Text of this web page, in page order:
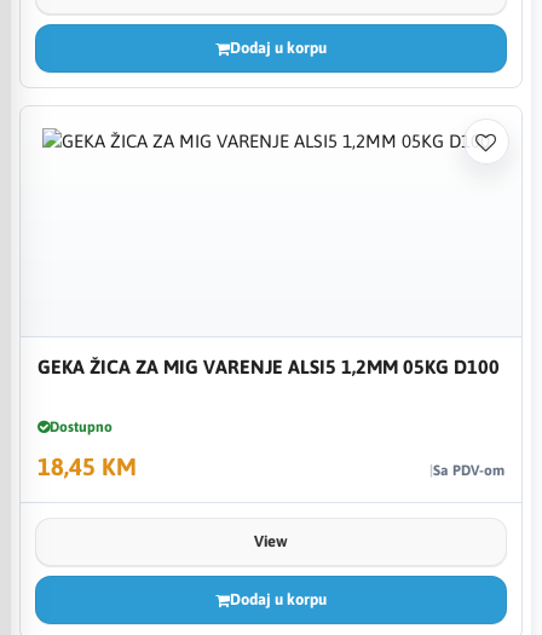
Dodaj u korpu
GEKA ŽICA ZA MIG VARENJE ALSI5 1,2MM 05KG D100
Dostupno
18,45 KM Sa PDV-om
View
Dodaj u korpu